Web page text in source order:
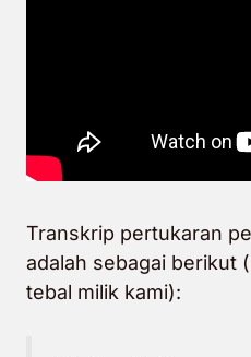
Transkrip pertukaran
adalah sebagai berikut
tebal milik kami):